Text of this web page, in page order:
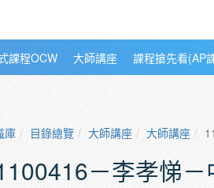
課程OCW 大師講座 課程搶先看(AP
庫 目錄總覽 大師講座 大師講座
－李孝悌